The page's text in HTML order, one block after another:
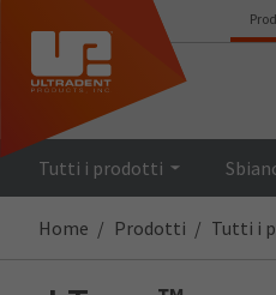
Tutti i prodotti
Home Prodotti Tutti i